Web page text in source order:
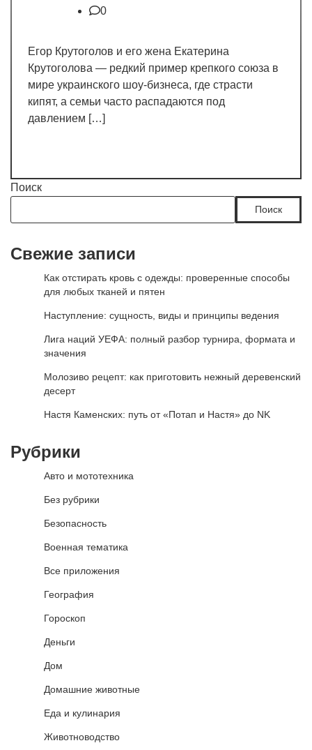
0
Егор Крутоголов и его жена Екатерина
Крутоголова — редкий пример крепкого союза в
мире украинского шоу-бизнеса, где страсти
кипят, а семьи часто распадаются под
давлением […]
Поиск
Поиск
Свежие записи
Как отстирать кровь с одежды: проверенные способы
для любых тканей и пятен
Наступление: сущность, виды и принципы ведения
Лига наций УЕФА: полный разбор турнира, формата и
значения
Молозиво рецепт: как приготовить нежный деревенский
десерт
Настя Каменских: путь от «Потап и Настя» до NK
Рубрики
Авто и мототехника
Без рубрики
Безопасность
Военная тематика
Все приложения
География
Гороскоп
Деньги
Дом
Домашние животные
Еда и кулинария
Животноводство